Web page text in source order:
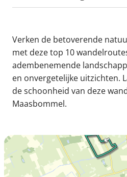
Verken de betoverende
met deze top 10
adembenemende
en onvergetelijke uitzichten.
de schoonheid van deze
Maasbommel.